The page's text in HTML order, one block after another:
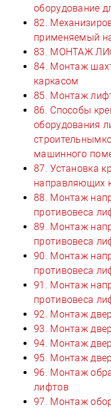
оборудование
82.
применяемый
83. МОНТАЖ
84. Монтаж
каркасом
85. Монтаж
86. Способы
оборудования
машинного
87. Установка
направляющих
88. Монтаж
противовеса
89. Монтаж
противовеса
90. Монтаж
противовеса
91. Монтаж
противовеса
92. Монтаж
93. Монтаж
94. Монтаж
95. Монтаж
96. Монтаж
лифтов
97. Монтаж